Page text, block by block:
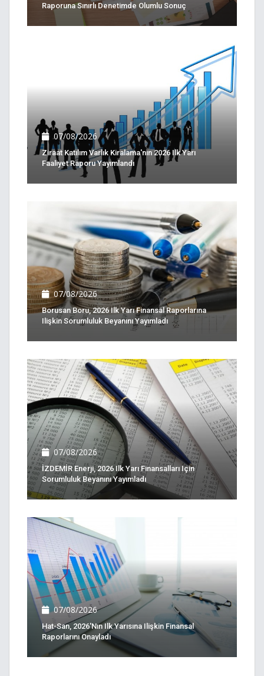
Raporuna Sınırlı Denetimde Olumlu Sonuç
07/08/2026
Ziraat Katılım Varlık Kiralama'nın 2026 Ilk Yarı
Faaliyet Raporu Yayımlandı
07/08/2026
Borusan Boru, 2026 Ilk Yarı Finansal Raporlarına
Ilişkin Sorumluluk Beyanını Yayımladı
07/08/2026
İZDEMİR Enerji, 2026 Ilk Yarı Finansalları Için
Sorumluluk Beyanını Yayımladı
07/08/2026
Hat-San, 2026'nın Ilk Yarısına Ilişkin Finansal
Raporlarını Onayladı